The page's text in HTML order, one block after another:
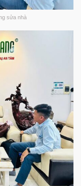
sửa nhà